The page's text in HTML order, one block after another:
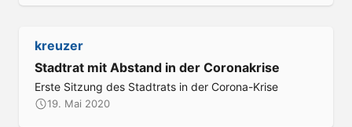
kreuzer:
Stadtrat mit Abstand in der Coronakrise
Erste Sitzung des Stadtrats in der Corona-Krise
19. Mai 2020